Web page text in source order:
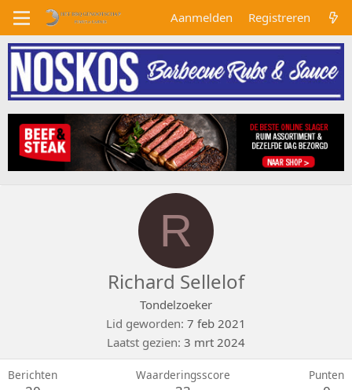
Aanmelden Registreren
R
Richard Sellelof
Tondelzoeker
Lid geworden 7 feb 2021
Laatst gezien 3 mrt 2024
Berichten Waarderingsscore Punten